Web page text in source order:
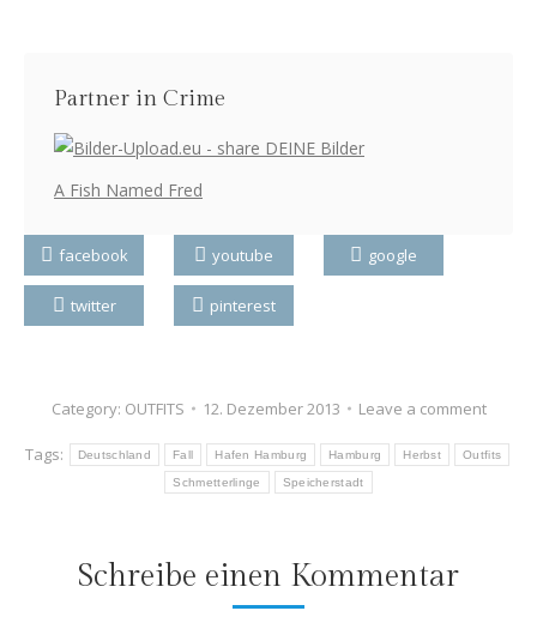
Partner in Crime
A Fish Named Fred
facebook youtube google
twitter pinterest
Category: OUTFITS 12. Dezember 2013 Leave a comment
Tags: Deutschland Fall Hafen Hamburg Hamburg Herbst Outfits
Schmetterlinge Speicherstadt
Schreibe einen Kommentar